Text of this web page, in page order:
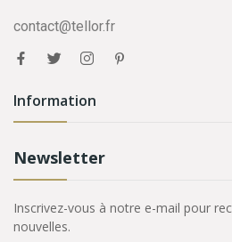
contact@tellor.fr
Information
Newsletter
Inscrivez-vous à notre e-mail pour
nouvelles.